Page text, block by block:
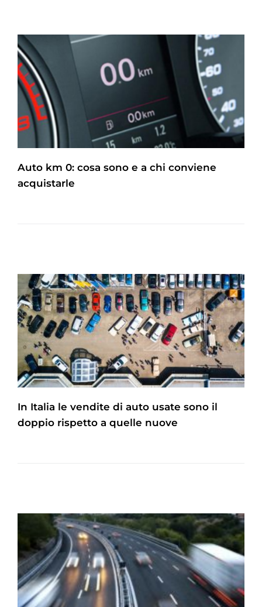
Auto km 0: cosa sono e a chi conviene
acquistarle
In Italia le vendite di auto usate sono il
doppio rispetto a quelle nuove